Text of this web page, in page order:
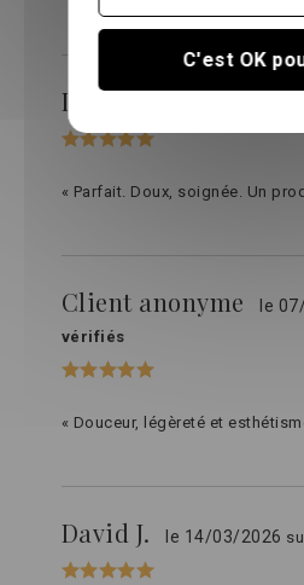
Ines D.
« Parfait. Doux, soignée. Un
Client anonyme le
vérifiés
« Douceur, légèreté et
David J. le 14/03/2026
C'est OK